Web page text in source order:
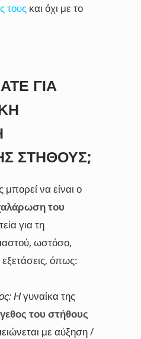
τους και όχι με το
ΓΙΑ
ΣΤΉΘΟΥΣ;
να είναι ο
του
για τη
ωστόσο,
εξετάσεις, όπως:
Ηγυναίκα της
του στήθους
με αύξηση /